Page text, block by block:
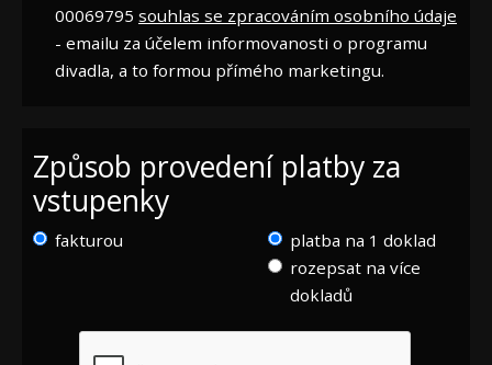
00069795 souhlas se zpracováním osobního údaje
- emailu za účelem informovanosti o programu
divadla, a to formou přímého marketingu.
Způsob provedení platby za
vstupenky
fakturou
platba na 1 doklad
rozepsat na více
dokladů